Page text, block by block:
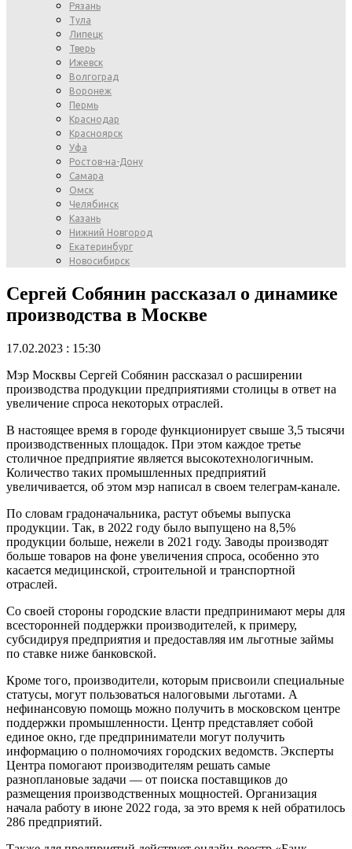
Рязань
Тула
Липецк
Тверь
Ижевск
Волгоград
Воронеж
Пермь
Краснодар
Красноярск
Уфа
Ростов-на-Дону
Самара
Омск
Челябинск
Казань
Нижний Новгород
Екатеринбург
Новосибирск
Сергей Собянин рассказал о динамике
производства в Москве
17.02.2023 : 15:30
Мэр Москвы Сергей Собянин рассказал о расширении
производства продукции предприятиями столицы в ответ на
увеличение спроса некоторых отраслей.
В настоящее время в городе функционирует свыше 3,5 тысячи
производственных площадок. При этом каждое третье
столичное предприятие является высокотехнологичным.
Количество таких промышленных предприятий
увеличивается, об этом мэр написал в своем телеграм-канале.
По словам градоначальника, растут объемы выпуска
продукции. Так, в 2022 году было выпущено на 8,5%
продукции больше, нежели в 2021 году. Заводы производят
больше товаров на фоне увеличения спроса, особенно это
касается медицинской, строительной и транспортной
отраслей.
Со своей стороны городские власти предпринимают меры для
всесторонней поддержки производителей, к примеру,
субсидируя предприятия и предоставляя им льготные займы
по ставке ниже банковской.
Кроме того, производители, которым присвоили специальные
статусы, могут пользоваться налоговыми льготами. А
нефинансовую помощь можно получить в московском центре
поддержки промышленности. Центр представляет собой
единое окно, где предприниматели могут получить
информацию о полномочиях городских ведомств. Эксперты
Центра помогают производителям решать самые
разноплановые задачи — от поиска поставщиков до
размещения производственных мощностей. Организация
начала работу в июне 2022 года, за это время к ней обратилось
286 предприятий.